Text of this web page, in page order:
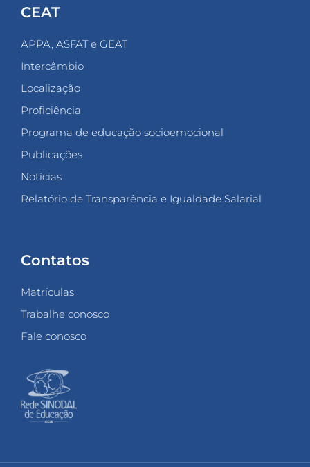
CEAT
APPA, ASFAT e GEAT
Intercâmbio
Localização
Proficiência
Programa de educação socioemocional
Publicações
Notícias
Relatório de Transparência e Igualdade Salarial
Contatos
Matrículas
Trabalhe conosco
Fale conosco